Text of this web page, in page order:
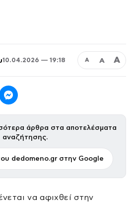
10.04.2026 — 19:18 Α Α Α
άρθρα στα αποτελέσματα
αναζήτησης.
dedomeno.gr στην Google
να αφιχθεί στην